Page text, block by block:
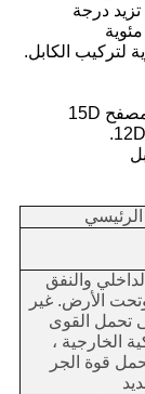
يجب ألا تزيد درجة
الرئيسي
والنفق
الأرض. غير
تحمل القوى
الخارجية ،
قوة الجر